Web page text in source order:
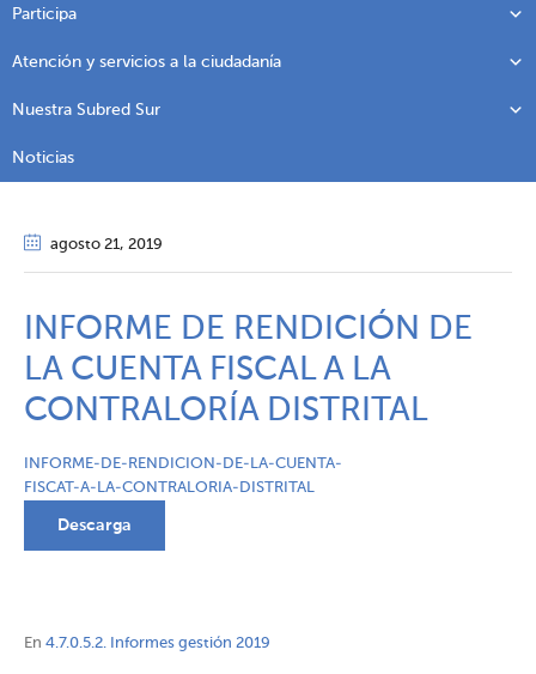
Participa
Atención y servicios a la ciudadanía
Nuestra Subred Sur
Noticias
agosto 21, 2019
INFORME DE RENDICIÓN DE
LA CUENTA FISCAL A LA
CONTRALORÍA DISTRITAL
INFORME-DE-RENDICION-DE-LA-CUENTA-
FISCAT-A-LA-CONTRALORIA-DISTRITAL
Descarga
En 4.7.0.5.2. Informes gestión 2019